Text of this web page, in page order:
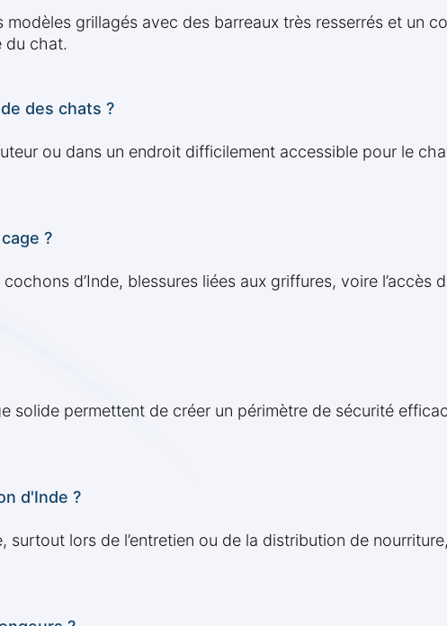
grillagés avec des barreaux très resserrés et un
du chat.
des chats ?
ou dans un endroit difficilement accessible pour le
?
d’Inde, blessures liées aux griffures, voire l’accès
solide permettent de créer un périmètre de sécurité
d'Inde ?
lors de l’entretien ou de la distribution de